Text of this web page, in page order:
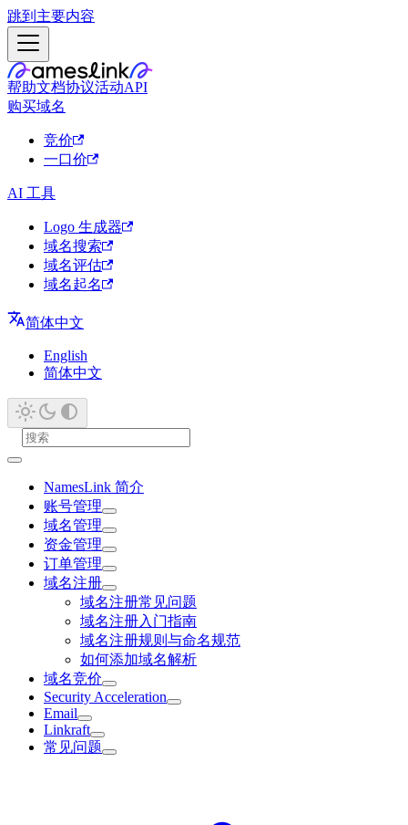
跳到主要内容
帮助文档协议活动API
购买域名
竞价
一口价
AI 工具
Logo 生成器
域名搜索
域名评估
域名起名
简体中文
English
简体中文
NamesLink 简介
账号管理
域名管理
资金管理
订单管理
域名注册
域名注册常见问题
域名注册入门指南
域名注册规则与命名规范
如何添加域名解析
域名竞价
Security Acceleration
Email
Linkraft
常见问题